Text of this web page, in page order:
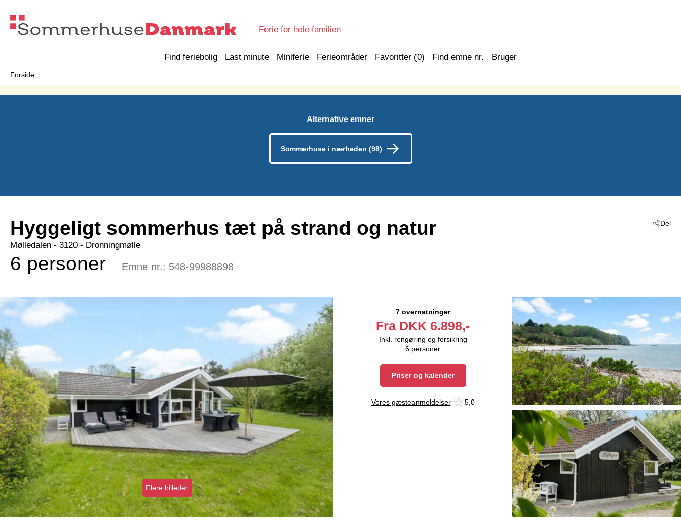
Ferie for hele familien
Find feriebolig Last minute Miniferie Ferieområder Favoritter (0) Find emne nr. Bruger
Forside
Alternative emner
Sommerhuse i nærheden (98)
Del
Hyggeligt sommerhus tæt på strand og natur
Mølledalen - 3120 - Dronningmølle
6 personer Emne nr.: 548-99988898
Flere billeder
7 overnatninger
Fra DKK 6.898,-
Inkl. rengøring og forsikring
6 personer
Priser og kalender
Vores gæsteanmeldelser 5,0